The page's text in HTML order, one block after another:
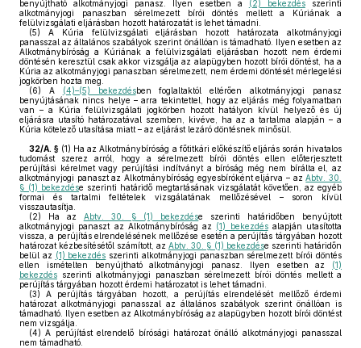
benyújtható alkotmányjogi panasz. Ilyen esetben a
(2) bekezdésszerinti
alkotmányjogi panaszban sérelmezett bírói döntés mellett a Kúriának a
felülvizsgálati eljárásban hozott határozatát is lehet támadni.
(5) A Kúria felülvizsgálati eljárásban hozott határozata alkotmányjogi
panasszal az általános szabályok szerint önállóan is támadható. Ilyen esetben az
Alkotmánybíróság a Kúriának a felülvizsgálati eljárásban hozott nem érdemi
döntésén keresztül csak akkor vizsgálja az alapügyben hozott bírói döntést, ha a
Kúria az alkotmányjogi panaszban sérelmezett, nem érdemi döntését mérlegelési
jogkörben hozta meg.
(6) A (4)–(5) bekezdésben foglaltaktól eltérően alkotmányjogi panasz
benyújtásának nincs helye – arra tekintettel, hogy az eljárás még folyamatban
van – a Kúria felülvizsgálati jogkörben hozott hatályon kívül helyező és új
eljárásra utasító határozatával szemben, kivéve, ha az a tartalma alapján – a
Kúria kötelező utasítása miatt – az eljárást lezáró döntésnek minősül.
32/A. § (1) Ha az Alkotmánybíróság a főtitkári előkészítő eljárás során hivatalos
tudomást szerez arról, hogy a sérelmezett bírói döntés ellen előterjesztett
perújítási kérelmet vagy perújítási indítványt a bíróság még nem bírálta el, az
alkotmányjogi panaszt az Alkotmánybíróság egyesbíróként eljárva – azAbtv. 30.
§ (1) bekezdése szerinti határidő megtartásának vizsgálatát követően, az egyéb
formai és tartalmi feltételek vizsgálatának mellőzésével – soron kívül
visszautasítja.
(2) Ha az Abtv. 30. § (1) bekezdése szerinti határidőben benyújtott
alkotmányjogi panaszt az Alkotmánybíróság az (1) bekezdésalapján utasította
vissza, a perújítás elrendelésének mellőzése esetén a perújítás tárgyában hozott
határozat kézbesítésétől számított, az Abtv. 30. § (1) bekezdése szerinti határidőn
belül az (1) bekezdés szerinti alkotmányjogi panaszban sérelmezett bírói döntés
ellen ismételten benyújtható alkotmányjogi panasz. Ilyen esetben az (1)
bekezdés szerinti alkotmányjogi panaszban sérelmezett bírói döntés mellett a
perújítás tárgyában hozott érdemi határozatot is lehet támadni.
(3) A perújítás tárgyában hozott, a perújítás elrendelését mellőző érdemi
határozat alkotmányjogi panasszal az általános szabályok szerint önállóan is
támadható. Ilyen esetben az Alkotmánybíróság az alapügyben hozott bírói döntést
nem vizsgálja.
(4) A perújítást elrendelő bírósági határozat önálló alkotmányjogi panasszal
nem támadható.